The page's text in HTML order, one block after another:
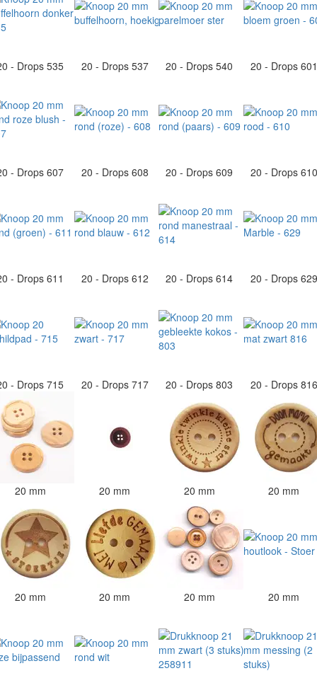
- Drops 535 20 - Drops 537 20 - Drops 540 20 - Drops
- Drops 607 20 - Drops 608 20 - Drops 609 20 - Drops
- Drops 611 20 - Drops 612 20 - Drops 614 20 - Drops
- Drops 715 20 - Drops 717 20 - Drops 803 20 - Drops
20 mm 20 mm 20 mm 20 mm
20 mm 20 mm 20 mm 20 mm